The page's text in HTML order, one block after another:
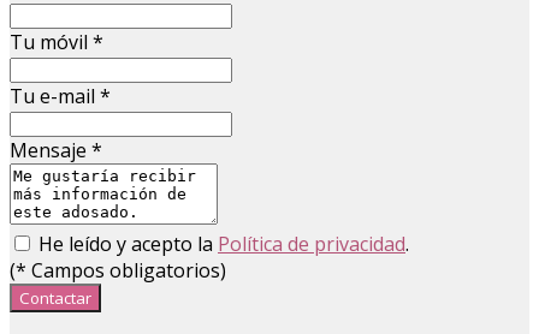
Tu móvil *
Tu e-mail *
Mensaje *
He leído y acepto la Política de privacidad.
(* Campos obligatorios)
Contactar